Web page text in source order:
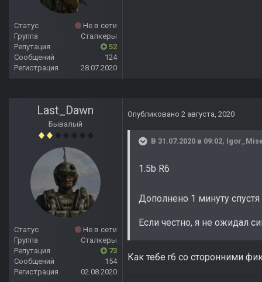
Статус
Не в сети
Группа
Сталкеры
Репутация
52
Сообщений
124
Регистрация
28.07.2020
Last_Dawn
Бывалый
Статус
Не в сети
Группа
Сталкеры
Репутация
73
Сообщений
154
Регистрация
02.08.2020
Опубликовано 2 августа, 2020
В 31.07.2020 в 09:02,
1.5b R6
Дополнено 1 минуту спустя
Если честно, я не ожидал
Как тебе r6 со сторонними